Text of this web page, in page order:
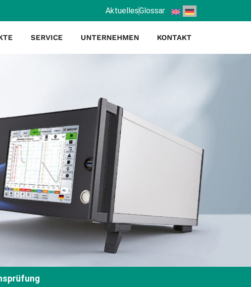
AktuellesGlossar
SERVICE UNTERNEHMEN KONTAKT